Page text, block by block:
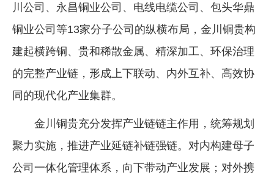
川公司、永昌铜业公司、电线电缆公司、包头华鼎
铜业公司等13家分子公司的纵横布局，金川铜贵构
建起横跨铜、贵和稀散金属、精深加工、环保治理
的完整产业链，形成上下联动、内外互补、高效协
同的现代化产业集群。
金川铜贵充分发挥产业链链主作用，统筹规划
聚力实施，推进产业延链补链强链。对内构建母子
公司一体化管理体系，向下带动产业发展；对外携